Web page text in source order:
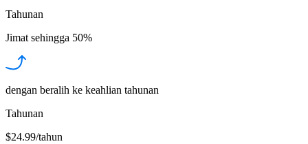
Tahunan
Jimat sehingga 50%
dengan beralih ke keahlian tahunan
Tahunan
$24.99/tahun